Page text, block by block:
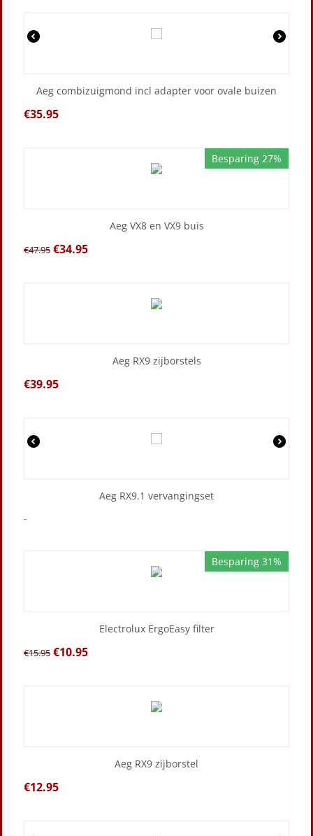
Aeg combizuigmond incl adapter voor ovale buizen
€35.95
Besparing 27%
Aeg VX8 en VX9 buis
€47.95 €34.95
Aeg RX9 zijborstels
€39.95
Aeg RX9.1 vervangingset
-
Besparing 31%
Electrolux ErgoEasy filter
€15.95 €10.95
Aeg RX9 zijborstel
€12.95